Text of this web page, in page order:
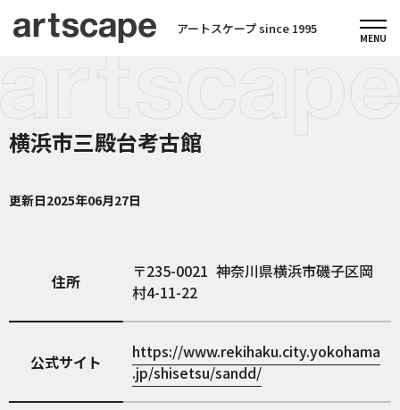
アートスケープ since 1995
横浜市三殿台考古館
更新日2025年06月27日
住所 235-0021 神奈川県横浜市磯子区岡
村4-11-22
公式サイト
https://www.rekihaku.city.yokohama
.jp/shisetsu/sandd/